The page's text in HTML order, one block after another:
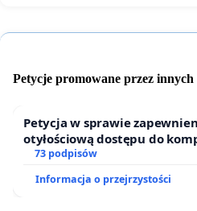
Petycje promowane przez
Petycja w sprawie
otyłościową dostępu do
oraz programów
73 podpisów
Informacja o przejrzystości